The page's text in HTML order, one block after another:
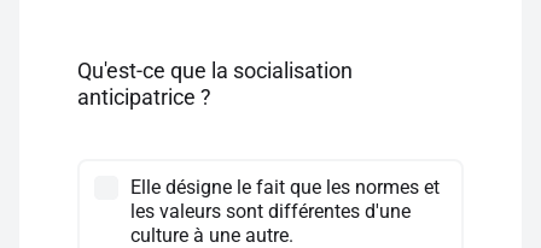
Qu'est-ce que la socialisation
anticipatrice ?
Elle désigne le fait que les normes et
les valeurs sont différentes d'une
culture à une autre.